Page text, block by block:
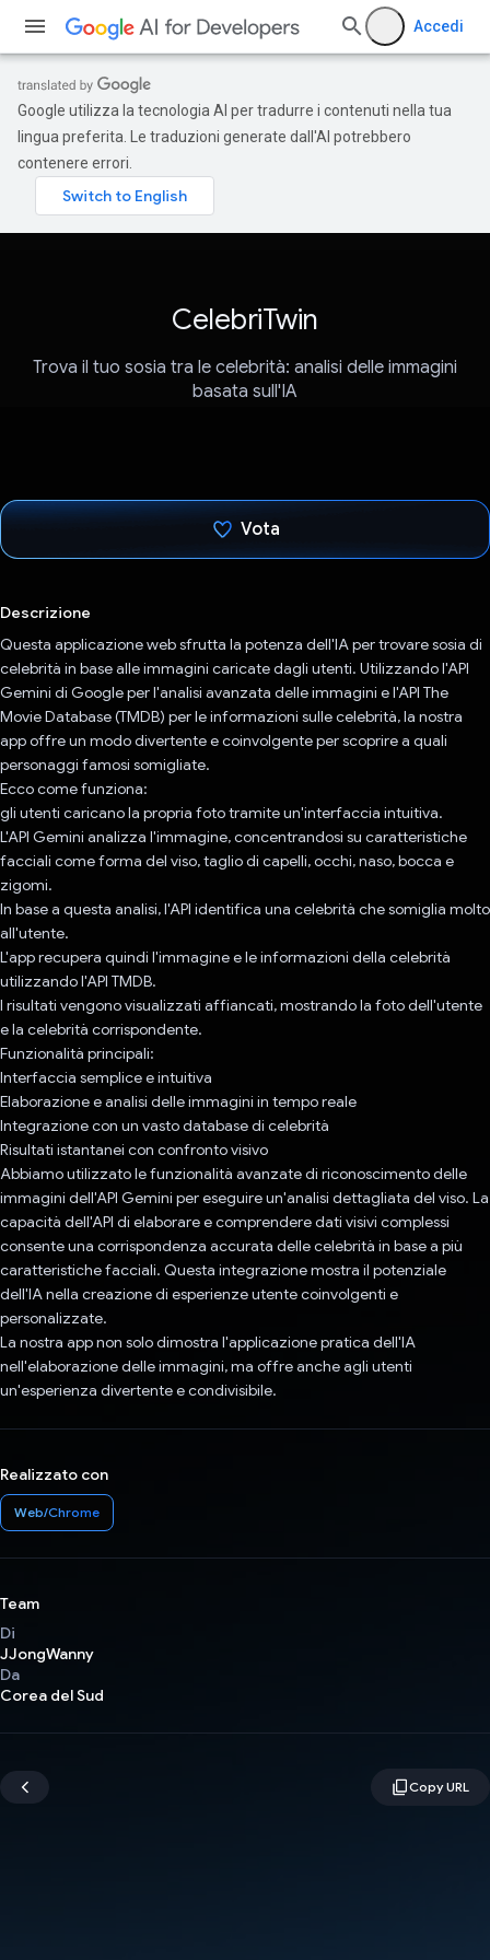
Accedi
Google utilizza la tecnologia AI per tradurre i contenuti nella tua
lingua preferita. Le traduzioni generate dall'AI potrebbero
contenere errori.
CelebriTwin
Trova il tuo sosia tra le celebrità: analisi delle immagini
basata sull'IA
Vota
Descrizione
Questa applicazione web sfrutta la potenza dell'IA per trovare sosia di
celebrità in base alle immagini caricate dagli utenti. Utilizzando l'API
Gemini di Google per l'analisi avanzata delle immagini e l'API The
Movie Database (TMDB) per le informazioni sulle celebrità, la nostra
app offre un modo divertente e coinvolgente per scoprire a quali
personaggi famosi somigliate.
Ecco come funziona:
gli utenti caricano la propria foto tramite un'interfaccia intuitiva.
L'API Gemini analizza l'immagine, concentrandosi su caratteristiche
facciali come forma del viso, taglio di capelli, occhi, naso, bocca e
zigomi.
In base a questa analisi, l'API identifica una celebrità che somiglia molto
all'utente.
L'app recupera quindi l'immagine e le informazioni della celebrità
utilizzando l'API TMDB.
I risultati vengono visualizzati affiancati, mostrando la foto dell'utente
e la celebrità corrispondente.
Funzionalità principali:
Interfaccia semplice e intuitiva
Elaborazione e analisi delle immagini in tempo reale
Integrazione con un vasto database di celebrità
Risultati istantanei con confronto visivo
Abbiamo utilizzato le funzionalità avanzate di riconoscimento delle
immagini dell'API Gemini per eseguire un'analisi dettagliata del viso. La
capacità dell'API di elaborare e comprendere dati visivi complessi
consente una corrispondenza accurata delle celebrità in base a più
caratteristiche facciali. Questa integrazione mostra il potenziale
dell'IA nella creazione di esperienze utente coinvolgenti e
personalizzate.
La nostra app non solo dimostra l'applicazione pratica dell'IA
nell'elaborazione delle immagini, ma offre anche agli utenti
un'esperienza divertente e condivisibile.
Realizzato con
Web/Chrome
Team
Di
JJongWanny
Da
Corea del Sud